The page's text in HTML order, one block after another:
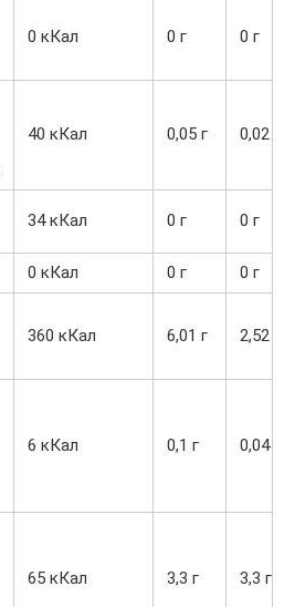
0 кКал 0 г 0 г
40 кКал 0,05 г 0,02 г
34 кКал 0 г 0 г
0 кКал 0 г
0 г
360 кКал 6,01 г 2,52 г
6 кКал 0,1 г 0,04 г
65 кКал 3,3 г 3,3 г